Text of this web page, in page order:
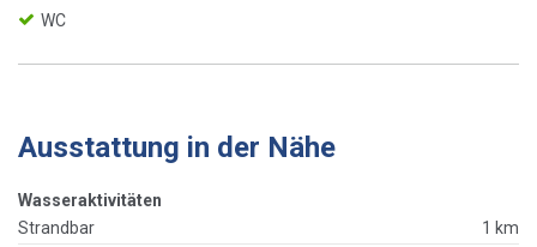
WC
Ausstattung in der Nähe
Wasseraktivitäten
Strandbar
1 km